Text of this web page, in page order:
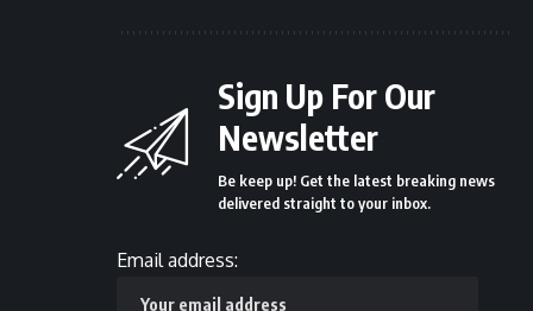
Sign Up For Our
Newsletter
Be keep up! Get the latest breaking news
delivered straight to your inbox.
Email address: